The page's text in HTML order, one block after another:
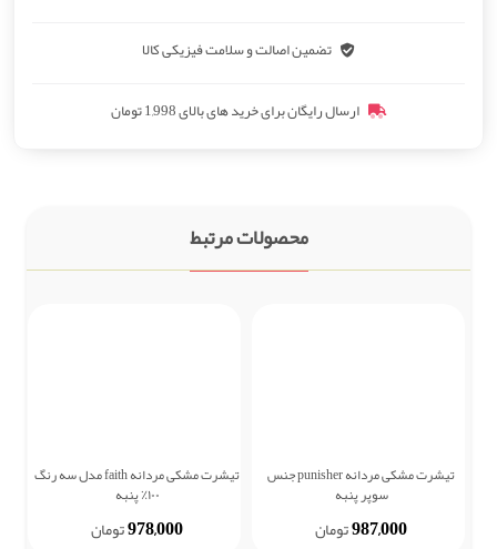
تضمین اصالت و سلامت فیزیکی کالا
ارسال رایگان برای خرید های بالای 1,998 تومان
محصولات مرتبط
تیشرت مشکی مردانه punisher جنس
سوپر پنبه
987,000تومان
تیشرت مشکی مردانه faith مدل سه رنگ
۱۰۰٪ پنبه
978,000تومان